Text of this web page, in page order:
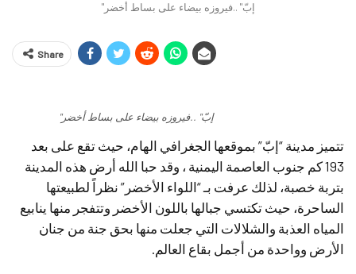
"إبّ" ..فيروزه بيضاء على بساط أخضر
Share
"إبّ" ..فيروزه بيضاء على بساط أخضر
تتميز مدينة “إبّ” بموقعها الجغرافي الهام، حيث تقع على بعد
193 كم جنوب العاصمة اليمنية ، وقد حبا الله أرض هذه المدينة
بتربة خصبة، لذلك عرفت بـ “اللواء الأخضر” نظراً لطبيعتها
الساحرة، حيث تكتسي جبالها باللون الأخضر وتتفجر منها ينابيع
المياه العذبة والشلالات التي جعلت منها بحق جنة من جنان
الأرض وواحدة من أجمل بقاع العالم.